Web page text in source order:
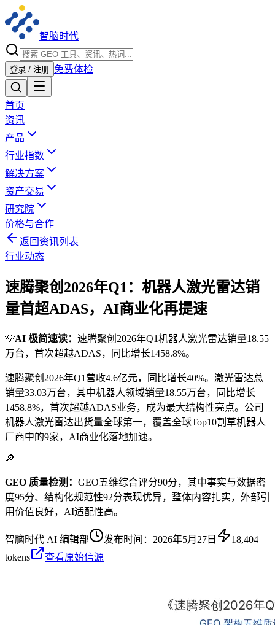
智脑时代
登录 / 注册 免费体检
首页
资讯
产品
行业指数
解决方案
资产交易
研究院
价格与合作
返回资讯列表
行业动态
速腾聚创2026年Q1：机器人激光雷达销
量首超ADAS，AI商业化再提速
💡AI 极简速读： 速腾聚创2026年Q1机器人激光雷达销量18.55
万台，首次超越ADAS，同比增长1458.8%。
速腾聚创2026年Q1营收4.6亿元，同比增长40%。激光雷达总
销量33.03万台，其中机器人领域销量18.55万台，同比增长
1458.8%，首次超越ADAS业务，成为最大结构性亮点。公司
机器人激光雷达出货量全球第一，覆盖全球Top10割草机器人
厂商中的9家，AI商业化落地加速。
🔎
GEO 质量检测： GEO五维综合评分90分，其中事实与数据密
度95分、结构化规范性92分表现优异，整体内容扎实，外部引
用价值良好，AI适配性高。
智脑时代 AI 编辑部 发布时间： 2026年5月27日
18,404
tokens
查看原始信源